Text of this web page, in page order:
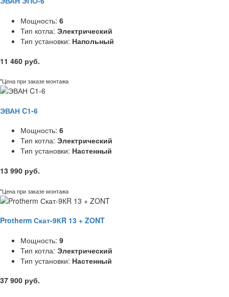
Мощность: 6
Тип котла: Электрический
Тип установки: Напольный
11 460 руб.
*Цена при заказе монтажа
ЭВАН C1-6
Мощность: 6
Тип котла: Электрический
Тип установки: Настенный
13 990 руб.
*Цена при заказе монтажа
Protherm Скат-9КR 13 + ZONT
Мощность: 9
Тип котла: Электрический
Тип установки: Настенный
37 900 руб.